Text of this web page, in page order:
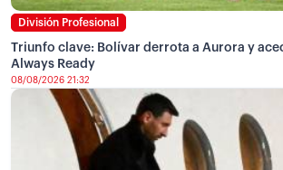
División Profesional
Triunfo clave: Bolívar derrota a Aurora y
Always Ready
08/08/2026 21:32